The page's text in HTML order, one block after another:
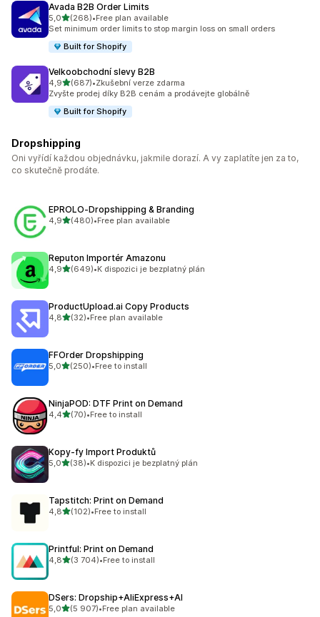
Avada B2B Order Limits
5,0z 5 hvězd
(268)
Celkový počet recenzí: 268
•Free plan available
Set minimum order limits to stop margin loss on small orders
Built for Shopify
Velkoobchodní slevy B2B
4,9z 5 hvězd
(687)
Celkový počet recenzí: 687
•Zkušební verze zdarma
Zvyšte prodej díky B2B cenám a prodávejte globálně
Built for Shopify
Dropshipping
Oni vyřídí každou objednávku, jakmile dorazí. A vy zaplatíte jen za to,
co skutečně prodáte.
EPROLO‑Dropshipping & Branding
4,9z 5 hvězd
(480)
Celkový počet recenzí: 480
•Free plan available
Reputon Importér Amazonu
4,9z 5 hvězd
(649)
Celkový počet recenzí: 649
•K dispozici je bezplatný plán
ProductUpload.ai Copy Products
4,8z 5 hvězd
(32)
Celkový počet recenzí: 32
•Free plan available
FFOrder Dropshipping
5,0z 5 hvězd
(250)
Celkový počet recenzí: 250
•Free to install
NinjaPOD: DTF Print on Demand
4,4z 5 hvězd
(70)
Celkový počet recenzí: 70
•Free to install
Kopy‑fy Import Produktů
5,0z 5 hvězd
(38)
Celkový počet recenzí: 38
•K dispozici je bezplatný plán
Tapstitch: Print on Demand
4,8z 5 hvězd
(102)
Celkový počet recenzí: 102
•Free to install
Printful: Print on Demand
4,8z 5 hvězd
(3 704)
Celkový počet recenzí: 3704
•Free to install
DSers: Dropship+AliExpress+AI
5,0z 5 hvězd
(5 907)
Celkový počet recenzí: 5907
•Free plan available